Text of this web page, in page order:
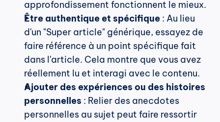
approfondissement fonctionnent le mieux.
Être authentique et spécifique : Au lieu
d'un "Super article" générique, essayez de
faire référence à un point spécifique fait
dans l'article. Cela montre que vous avez
réellement lu et interagi avec le contenu.
Ajouter des expériences ou des histoires
personnelles : Relier des anecdotes
personnelles au sujet peut faire ressortir